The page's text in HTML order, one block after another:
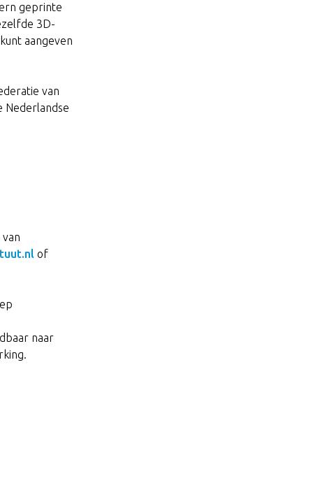
geprinte
3D-
aangeven
van
Nederlandse
of
naar